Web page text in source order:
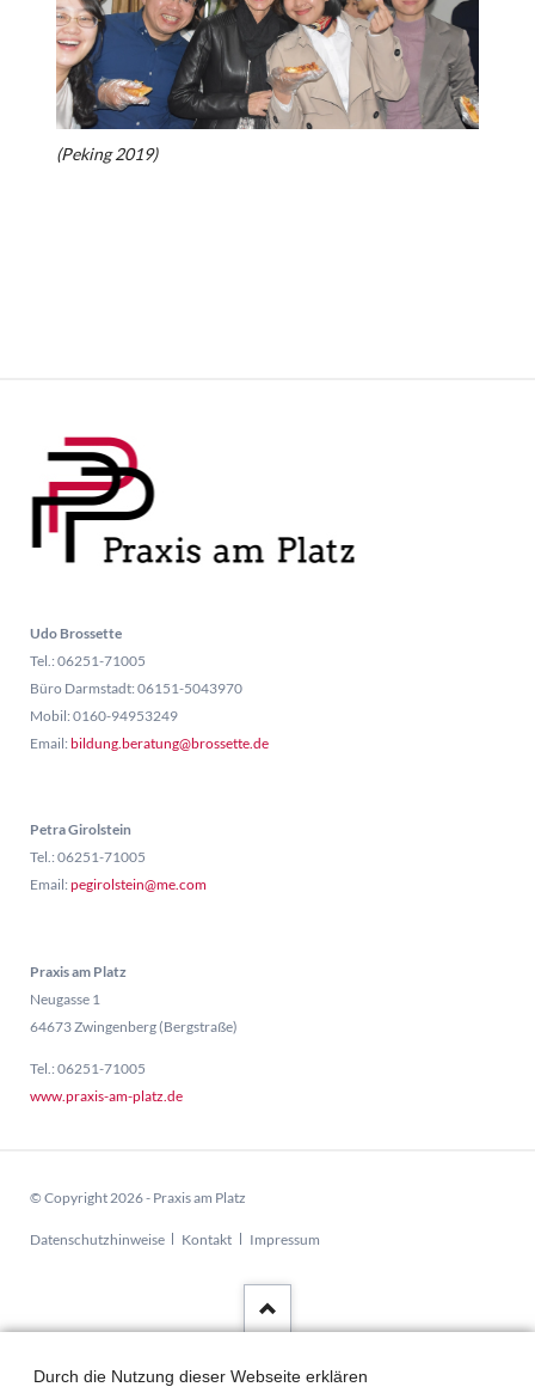
(Peking 2019)
Udo Brossette
Tel.: 06251-71005
Büro Darmstadt: 06151-5043970
Mobil: 0160-94953249
Email: bildung.beratung@brossette.de
Petra Girolstein
Tel.: 06251-71005
Email: pegirolstein@me.com
Praxis am Platz
Neugasse 1
64673 Zwingenberg (Bergstraße)
Tel.: 06251-71005
www.praxis-am-platz.de
© Copyright 2026 - Praxis am Platz
Navigation
Datenschutzhinweise Kontakt Impressum
Durch die Nutzung dieser Webseite erklären